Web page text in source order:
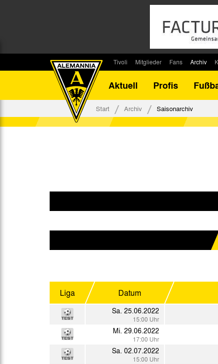
Tivoli
Stadionsprecher
Stadiongaststätte Klömpchensklub
Mitglieder
Kontakt
Fans
Fanbeirat
Fan-Klubs
Archiv
Bilanz
Aktuell
Profis
Start Archiv Saisonarchiv
Liga Datum
Sa. 25.06.2022
15:00 Uhr
Mi. 29.06.2022
17:00 Uhr
Sa. 02.07.2022
15:00 Uhr